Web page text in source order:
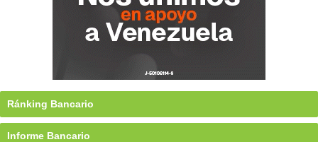
Ránking Bancario
Informe Bancario